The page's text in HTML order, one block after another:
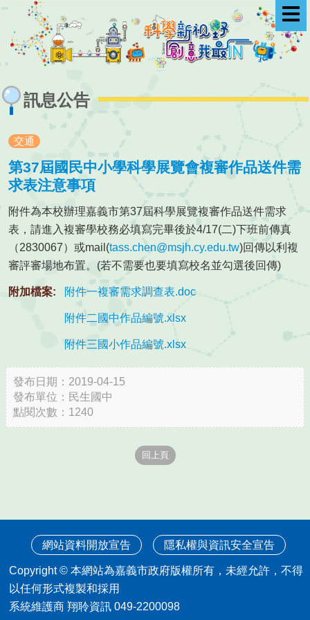
選
單
訊息公告
交通
第37屆國民中小學科學展覽會複審作品送件需
求表注意事項
附件為本校辦理嘉義市第37屆科學展覽複審作品送件需求
表，請進入複審學校務必填寫完畢後於4/17(二)下班前傳真
（2830067）或mail(tass.chen@msjh.cy.edu.tw)回傳以利複
審評審場地布置。(若不需要也要填寫校名並勾選後回傳)
附加檔案: 附件一複審需求調查表.doc
附件二國中作品編號.xlsx
附件三國小作品編號.xlsx
發布日期：2019-04-15
發布單位：民生國中
點閱次數：1240
網站資料開放宣告 隱私權與資訊安全宣告
Copyright © 本網站為嘉義市政府版權所有，未經允許，不得
以任何形式複製和採用
系統維護商 翔聆資訊 049-2200098